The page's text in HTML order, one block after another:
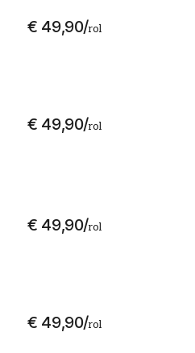
€ 49,90/rol
€ 49,90/rol
€ 49,90/rol
€ 49,90/rol